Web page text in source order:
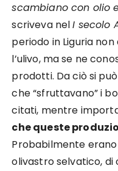
scambiano con olio
scriveva nelI secolo
periodo in Liguria
l’ulivo, ma se ne
prodotti. Da ciò si
che “sfruttavano” i
citati, mentre
che queste
Probabilmente
olivastro selvatico, di